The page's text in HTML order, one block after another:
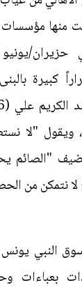
منها مؤسسات
كبيرة
"لا
"الصائم
نتمكن من
النبي
بعباءات